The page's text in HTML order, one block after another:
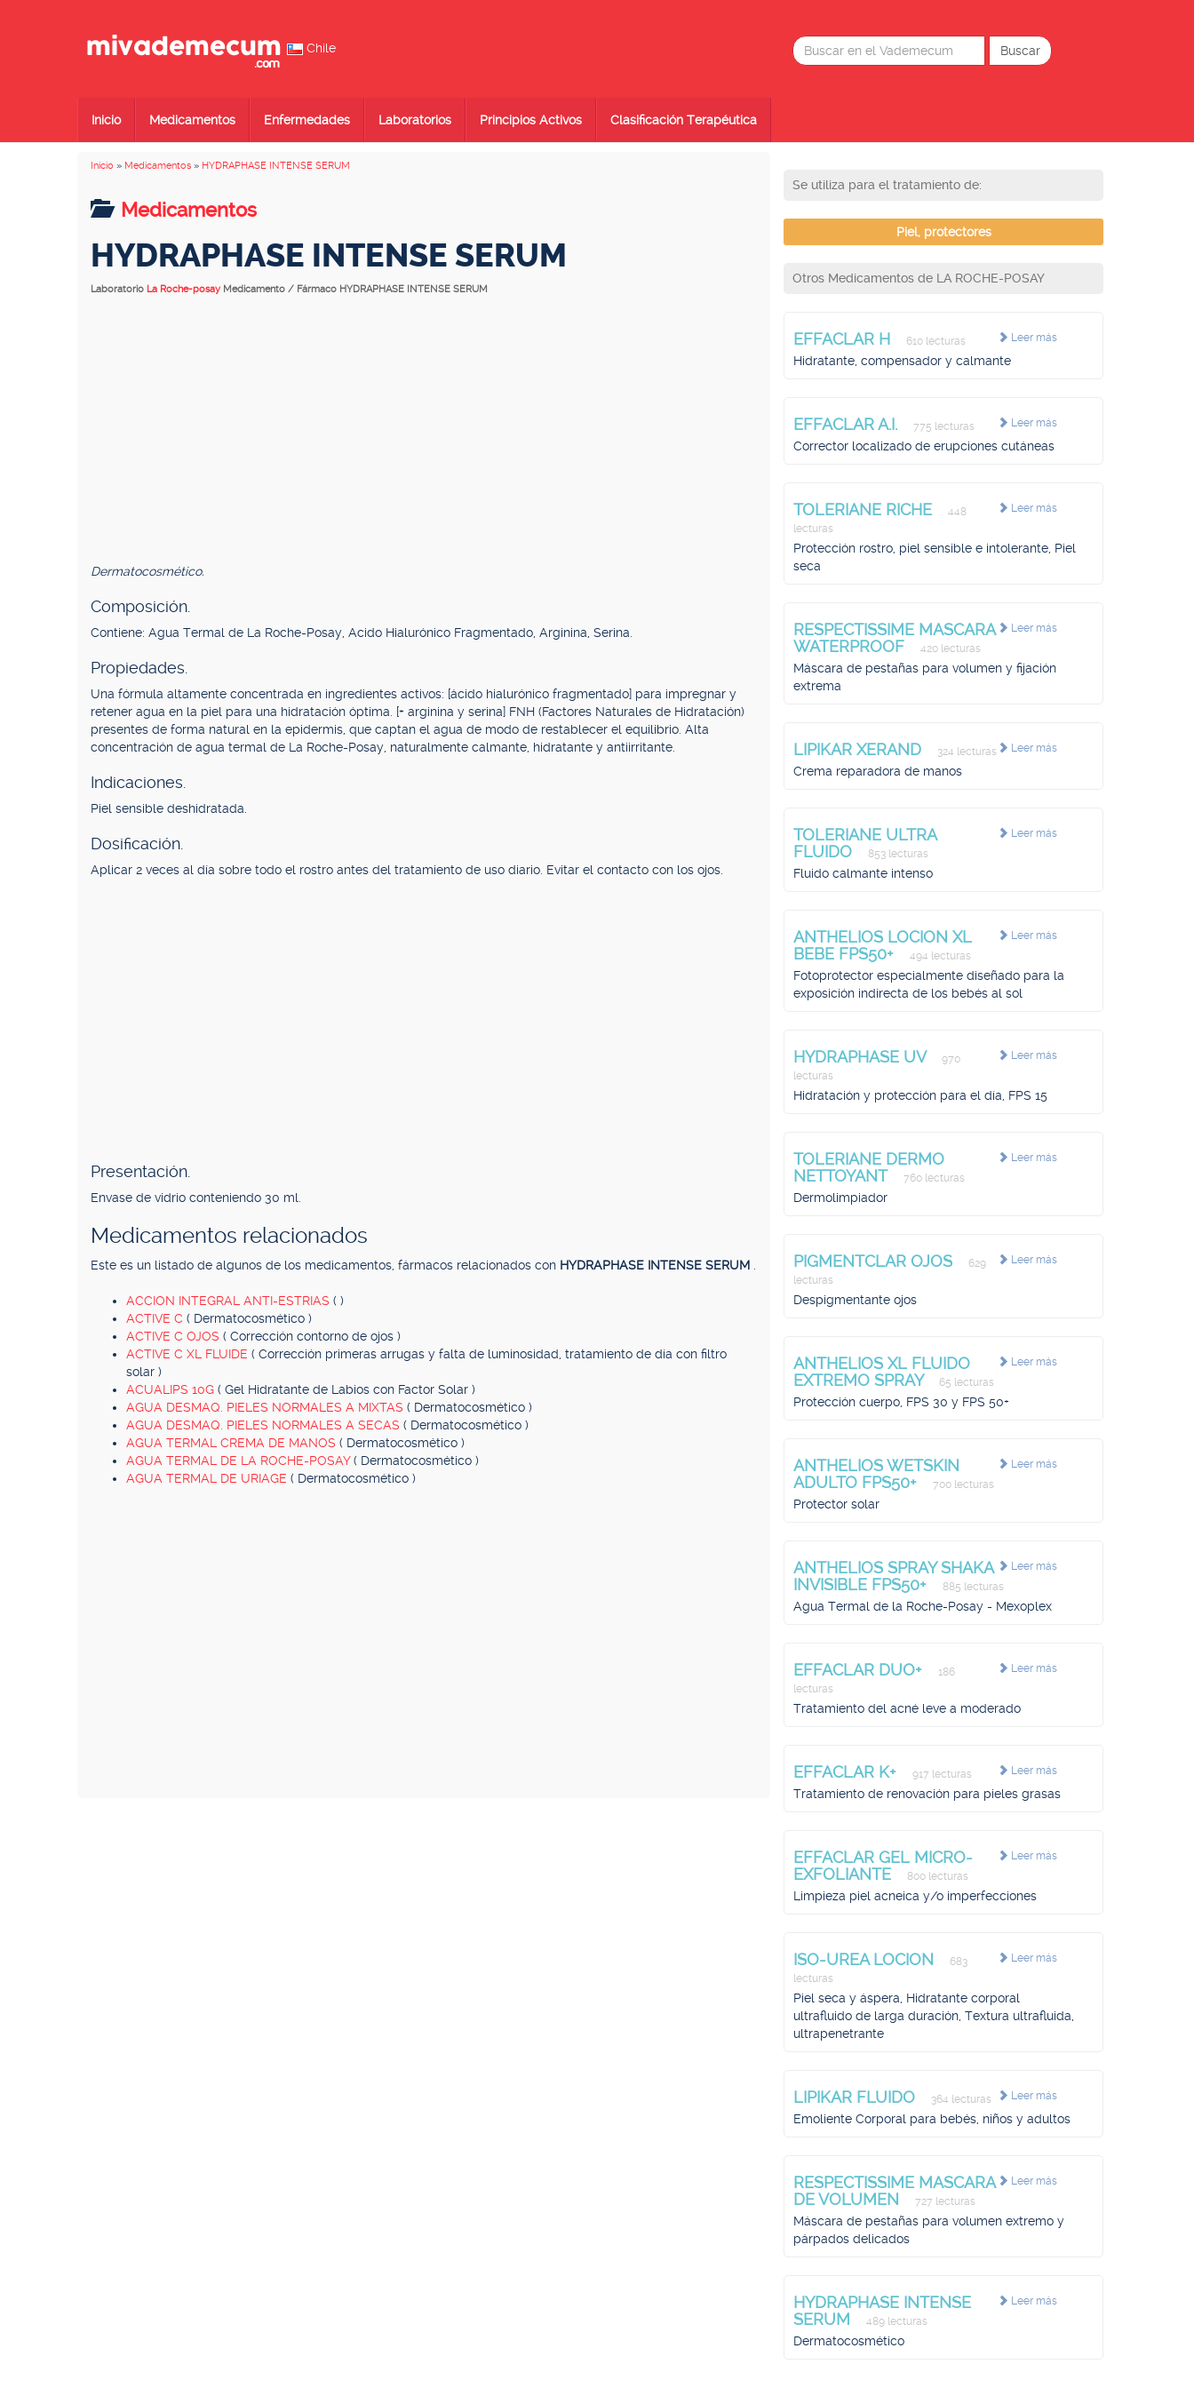
Chile
Inicio Medicamentos Enfermedades Laboratorios Principios Activos Clasificación Terapéutica
Inicio » Medicamentos » HYDRAPHASE INTENSE SERUM
Medicamentos
HYDRAPHASE INTENSE SERUM
Laboratorio La Roche-posay Medicamento / Fármaco HYDRAPHASE INTENSE SERUM
Dermatocosmético.
Composición.
Contiene: Agua Termal de La Roche-Posay, Acido Hialurónico Fragmentado, Arginina, Serina.
Propiedades.
Una fórmula altamente concentrada en ingredientes activos: [ácido hialurónico fragmentado] para impregnar y
retener agua en la piel para una hidratación óptima. [+ arginina y serina] FNH (Factores Naturales de Hidratación)
presentes de forma natural en la epidermis, que captan el agua de modo de restablecer el equilibrio. Alta
concentración de agua termal de La Roche-Posay, naturalmente calmante, hidratante y antiirritante.
Indicaciones.
Piel sensible deshidratada.
Dosificación.
Aplicar 2 veces al día sobre todo el rostro antes del tratamiento de uso diario. Evitar el contacto con los ojos.
Presentación.
Envase de vidrio conteniendo 30 ml.
Medicamentos relacionados
Este es un listado de algunos de los medicamentos, fármacos relacionados con HYDRAPHASE INTENSE SERUM
ACCION INTEGRAL ANTI-ESTRIAS ( )
ACTIVE C ( Dermatocosmético )
ACTIVE C OJOS ( Corrección contorno de ojos )
ACTIVE C XL FLUIDE ( Corrección primeras arrugas y falta de luminosidad, tratamiento de día con filtro
solar )
ACUALIPS 10G ( Gel Hidratante de Labios con Factor Solar )
AGUA DESMAQ. PIELES NORMALES A MIXTAS ( Dermatocosmético )
AGUA DESMAQ. PIELES NORMALES A SECAS ( Dermatocosmético )
AGUA TERMAL CREMA DE MANOS ( Dermatocosmético )
AGUA TERMAL DE LA ROCHE-POSAY( Dermatocosmético )
AGUA TERMAL DE URIAGE ( Dermatocosmético )
Se utiliza para el tratamiento de:
Piel, protectores
Otros Medicamentos de LA ROCHE-POSAY
Leer más
EFFACLAR H 610 lecturas
Hidratante, compensador y calmante
Leer más
EFFACLAR A.I. 775 lecturas
Corrector localizado de erupciones cutáneas
Leer más
TOLERIANE RICHE
448
lecturas
Protección rostro, piel sensible e intolerante, Piel
seca
Leer más
RESPECTISSIME MASCARA
WATERPROOF
420 lecturas
Máscara de pestañas para volumen y fijación
extrema
Leer más
LIPIKAR XERAND 324 lecturas
Crema reparadora de manos
Leer más
TOLERIANE ULTRA
FLUIDO
853 lecturas
Fluido calmante intenso
Leer más
ANTHELIOS LOCION XL
BEBE FPS50+
494 lecturas
Fotoprotector especialmente diseñado para la
exposición indirecta de los bebés al sol
Leer más
HYDRAPHASE UV
970
lecturas
Hidratación y protección para el día, FPS 15
Leer más
TOLERIANE DERMO
NETTOYANT
760 lecturas
Dermolimpiador
Leer más
PIGMENTCLAR OJOS
629
lecturas
Despigmentante ojos
Leer más
ANTHELIOS XL FLUIDO
EXTREMO SPRAY
65 lecturas
Protección cuerpo, FPS 30 y FPS 50+
Leer más
ANTHELIOS WETSKIN
ADULTO FPS50+
700 lecturas
Protector solar
Leer más
ANTHELIOS SPRAY SHAKA
INVISIBLE FPS50+
885 lecturas
Agua Termal de la Roche-Posay - Mexoplex
Leer más
EFFACLAR DUO+
186
lecturas
Tratamiento del acné leve a moderado
Leer más
EFFACLAR K+ 917 lecturas
Tratamiento de renovación para pieles grasas
Leer más
EFFACLAR GEL MICRO-
EXFOLIANTE
800 lecturas
Limpieza piel acneica y/o imperfecciones
Leer más
ISO-UREA LOCION
683
lecturas
Piel seca y áspera, Hidratante corporal
ultrafluido de larga duración, Textura ultrafluida,
ultrapenetrante
Leer más
LIPIKAR FLUIDO 364 lecturas
Emoliente Corporal para bebés, niños y adultos
Leer más
RESPECTISSIME MASCARA
DE VOLUMEN
727 lecturas
Máscara de pestañas para volumen extremo y
párpados delicados
Leer más
HYDRAPHASE INTENSE
SERUM
489 lecturas
Dermatocosmético